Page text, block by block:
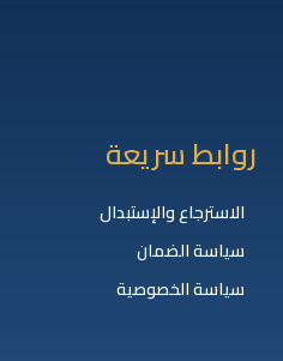
روابط سريعة
الاسترجاع والإستبدال
سياسة الضمان
سياسة الخصوصية